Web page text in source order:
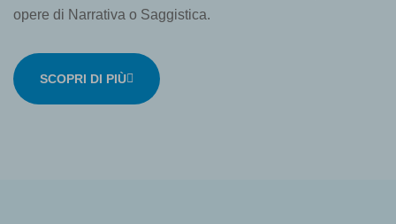
opere di Narrativa o Saggistica.
SCOPRI DI PIÙ